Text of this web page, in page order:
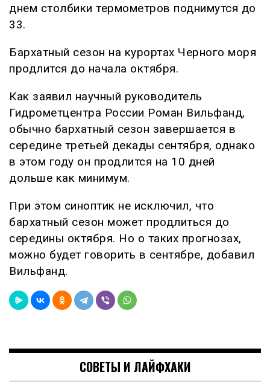
днем столбики термометров поднимутся до
33.
Бархатный сезон на курортах Черного моря
продлится до начала октября.
Как заявил научный руководитель
Гидрометцентра России Роман Вильфанд,
обычно бархатный сезон завершается в
середине третьей декады сентября, однако
в этом году он продлится на 10 дней
дольше как минимум.
При этом синоптик не исключил, что
бархатный сезон может продлиться до
середины октября. Но о таких прогнозах,
можно будет говорить в сентябре, добавил
Вильфанд.
СОВЕТЫ И ЛАЙФХАКИ